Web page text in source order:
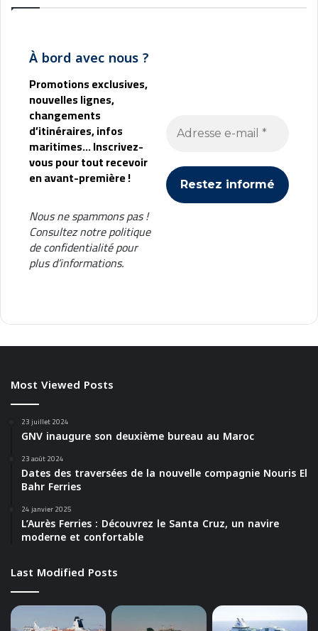
À bord avec nous ?
Promotions exclusives,
nouvelles lignes,
changements
d’itinéraires, infos
maritimes... Inscrivez-
vous pour tout recevoir
en avant-première !
Nous ne spammons pas !
Consultez notrepolitique
de confidentialitépour
plus d’informations.
Most Viewed Posts
23 juillet 2024
GNV inaugure son deuxième bureau au Maroc
23 août 2024
Dates des traversées de la nouvelle compagnie Nouris El
Bahr Ferries
24 janvier 2025
L’Aurès Ferries : Découvrez le Santa Cruz, un navire
moderne et confortable
Last Modified Posts